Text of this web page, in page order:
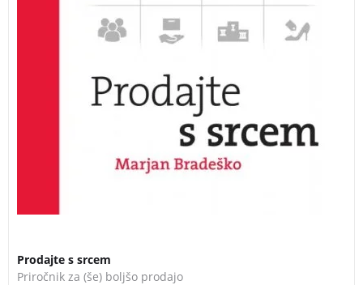
Prodajte s srcem
Priročnik za (še) boljšo prodajo